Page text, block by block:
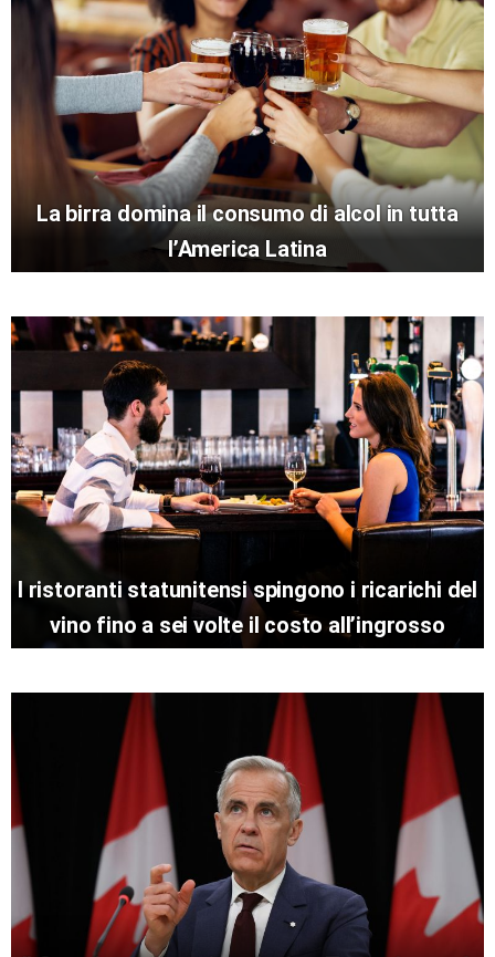
La birra domina il consumo di alcol in tutta
l’America Latina
I ristoranti statunitensi spingono i ricarichi del
vino fino a sei volte il costo all’ingrosso